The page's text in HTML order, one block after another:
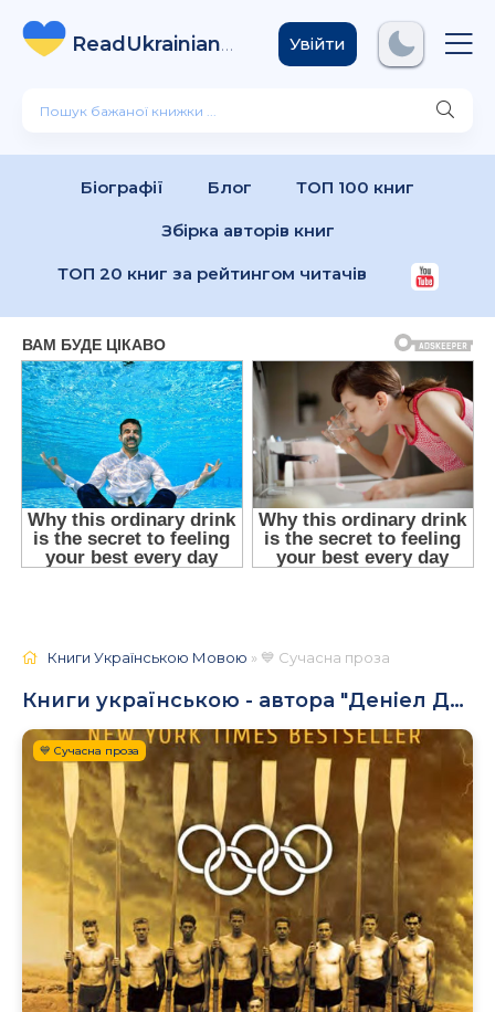
ReadUkrainian
Books .com
Увійти
Біографії Блог ТОП 100 книг
Збірка авторів книг
ТОП 20 книг за рейтингом читачів
Книги Українською Мовою » 💙 Сучасна проза
Книги українською - автора "Деніел Джеймс Браун"
💙 Сучасна проза